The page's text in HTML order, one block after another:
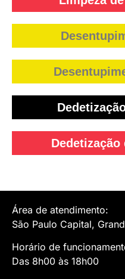
Área de atendimento:
São Paulo Capital,
Horário de
Das 8h00 às 18h00